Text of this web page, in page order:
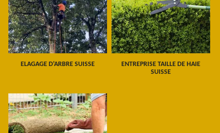
ELAGAGE D'ARBRE SUISSE
ENTREPRISE TAILLE DE HAIE
SUISSE